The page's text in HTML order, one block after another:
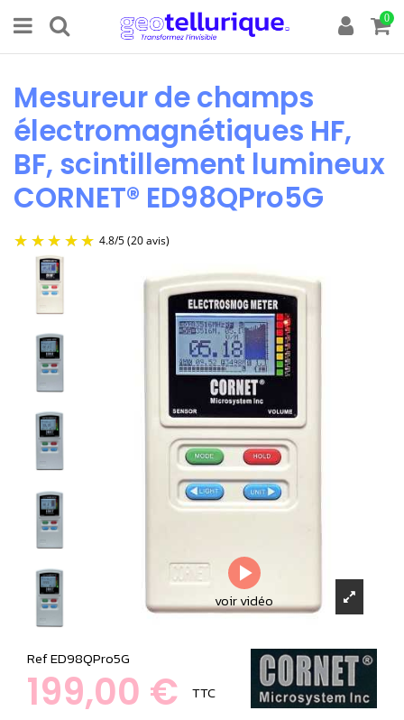
0
Mesureur de champs
électromagnétiques HF,
BF, scintillement lumineux
CORNET® ED98QPro5G
5(20 avis)
voir vidéo
RefED98QPro5G
199,00 € TTC